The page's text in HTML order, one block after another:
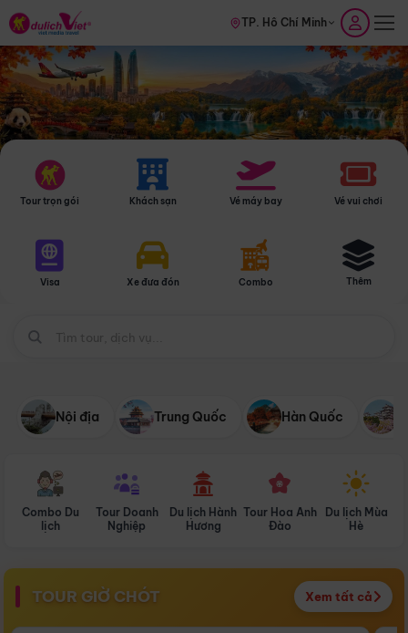
TP. Hồ Chí Minh
Tour trọn gói Khách sạn Vé máy bay Vé vui chơi
Visa Xe đưa đón Combo Thêm
Nội địa Trung Quốc Hàn Quốc
Combo Du
lịch
Tour Doanh
Nghiệp
Du lịch Hành
Hương
Tour Hoa Anh
Đào
Du lịch Mùa
Hè
TOUR GIỜ CHÓT Xem tất cả
Điểm nổi bật